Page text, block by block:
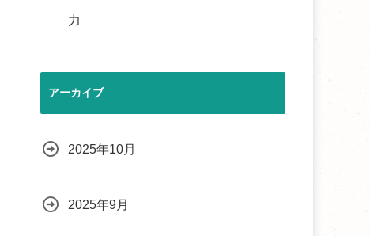
力
アーカイブ
2025年10月
2025年9月